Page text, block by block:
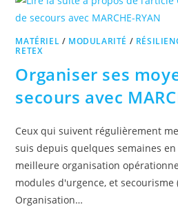
MATÉRIEL / MODULARITÉ /
RETEX
Organiser ses
secours avec
Ceux qui suivent régulièrement
suis depuis quelques semaines
meilleure organisation
modules d'urgence, et secourisme
Organisation…